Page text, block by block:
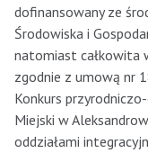
dofinansowany ze
Środowiska i
natomiast całkowita
zgodnie z umową nr
Konkurs
Miejski w
oddziałami